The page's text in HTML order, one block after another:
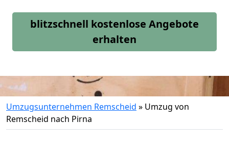
blitzschnell kostenlose Angebote
erhalten
Umzugsunternehmen Remscheid » Umzug von
Remscheid nach Pirna